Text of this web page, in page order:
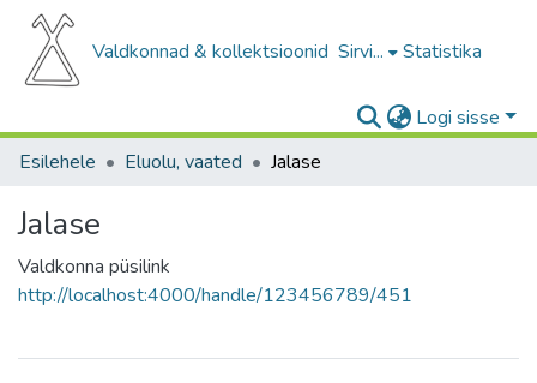
Valdkonnad & kollektsioonid Sirvi... Statistika
Logi sisse
Esilehele
Eluolu, vaated Jalase
Jalase
Valdkonna püsilink
http://localhost:4000/handle/123456789/451